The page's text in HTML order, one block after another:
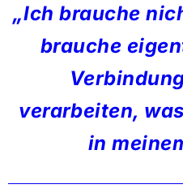
„Ich brauche
brauche
verarbeiten,
in